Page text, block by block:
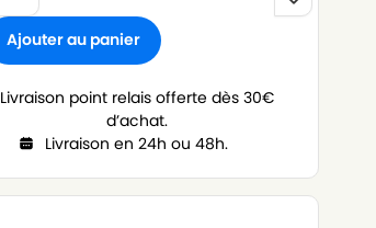
Ajouter au panier
Livraison point relais offerte dès 30€
d’achat.
Livraison en 24h ou 48h.